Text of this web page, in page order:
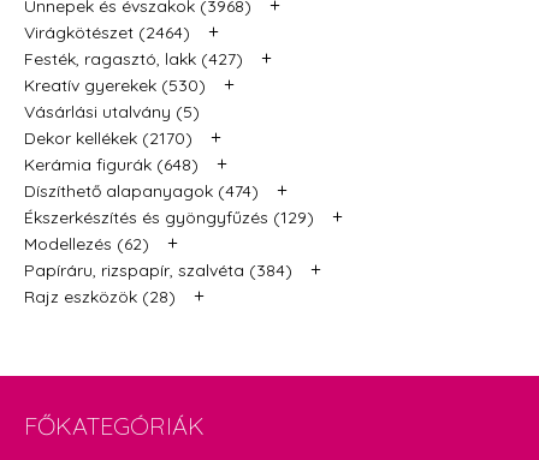
Ünnepek és évszakok (3968) +
Virágkötészet (2464) +
Festék, ragasztó, lakk (427) +
Kreatív gyerekek (530) +
Vásárlási utalvány (5)
Dekor kellékek (2170)
+
Kerámia figurák (648) +
Díszíthető alapanyagok (474) +
Ékszerkészítés és gyöngyfűzés (129) +
Modellezés (62) +
Papíráru, rizspapír, szalvéta (384) +
Rajz eszközök (28) +
FŐKATEGÓRIÁK